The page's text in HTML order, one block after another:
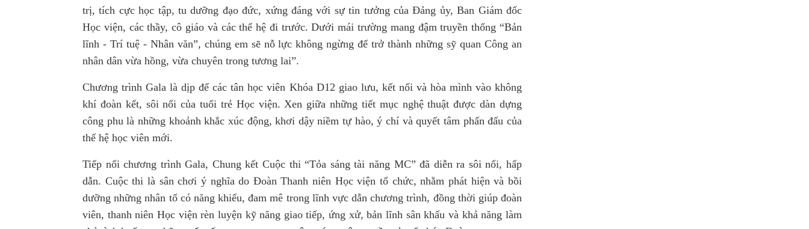
trị, tích cực học tập, tu dưỡng đạo đức, xứng đáng với sự tin tưởng của Đảng ủy, Ban Giám đốc
Học viện, các thầy, cô giáo và các thế hệ đi trước. Dưới mái trường mang đậm truyền thống “Bản
lĩnh - Trí tuệ - Nhân văn”, chúng em sẽ nỗ lực không ngừng để trở thành những sỹ quan Công an
nhân dân vừa hồng, vừa chuyên trong tương lai”.
Chương trình Gala là dịp để các tân học viên Khóa D12 giao lưu, kết nối và hòa mình vào không
khí đoàn kết, sôi nổi của tuổi trẻ Học viện. Xen giữa những tiết mục nghệ thuật được dàn dựng
công phu là những khoảnh khắc xúc động, khơi dậy niềm tự hào, ý chí và quyết tâm phấn đấu của
thế hệ học viên mới.
Tiếp nối chương trình Gala, Chung kết Cuộc thi “Tỏa sáng tài năng MC” đã diễn ra sôi nổi, hấp
dẫn. Cuộc thi là sân chơi ý nghĩa do Đoàn Thanh niên Học viện tổ chức, nhằm phát hiện và bồi
dưỡng những nhân tố có năng khiếu, đam mê trong lĩnh vực dẫn chương trình, đồng thời giúp đoàn
viên, thanh niên Học viện rèn luyện kỹ năng giao tiếp, ứng xử, bản lĩnh sân khấu và khả năng làm